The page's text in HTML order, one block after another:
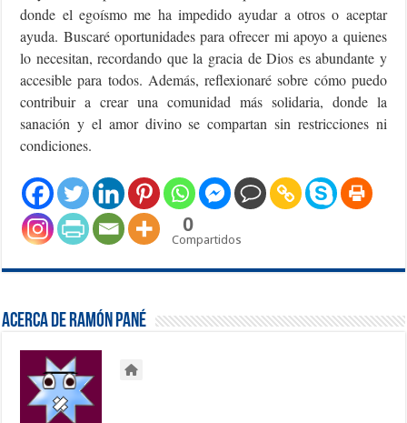
donde el egoísmo me ha impedido ayudar a otros o aceptar
ayuda. Buscaré oportunidades para ofrecer mi apoyo a quienes
lo necesitan, recordando que la gracia de Dios es abundante y
accesible para todos. Además, reflexionaré sobre cómo puedo
contribuir a crear una comunidad más solidaria, donde la
sanación y el amor divino se compartan sin restricciones ni
condiciones.
0
Compartidos
Acerca de Ramón Pané